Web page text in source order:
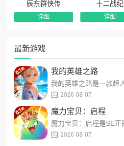
最新游戏
我的英雄之路
2026-08-07
魔力宝贝：启程
2026-08-07
辰东群侠传
详细
十二战纪
详细